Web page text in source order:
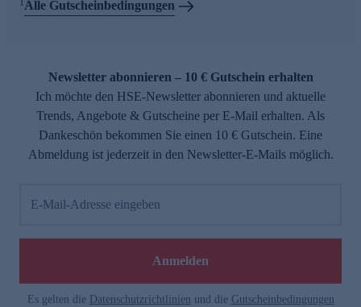
1Alle Gutscheinbedingungen
Newsletter abonnieren – 10 € Gutschein erhalten
Ich möchte den HSE-Newsletter abonnieren und aktuelle
Trends, Angebote & Gutscheine per E-Mail erhalten. Als
Dankeschön bekommen Sie einen 10 € Gutschein. Eine
Abmeldung ist jederzeit in den Newsletter-E-Mails möglich.
E-Mail-Adresse eingeben
Anmelden
Es gelten die Datenschutzrichtlinien und die Gutscheinbedingungen